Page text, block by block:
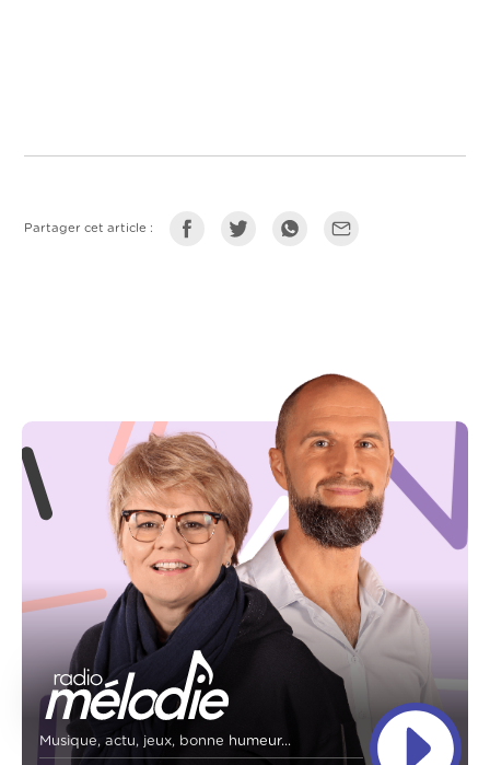
Partager cet article :
Musique, actu, jeux, bonne humeur...